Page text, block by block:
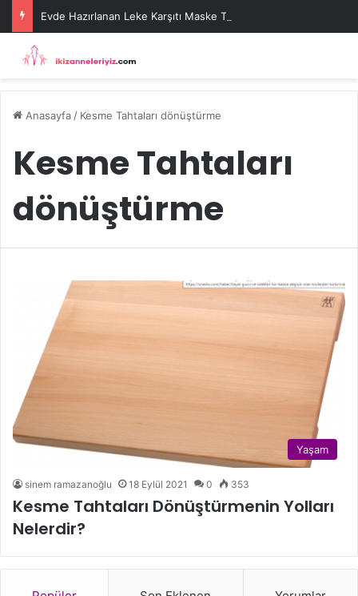
Evde Hazırlanan Leke Karşıtı Maske Tarifleri
Anasayfa / Kesme Tahtaları dönüştürme
Kesme Tahtaları
dönüştürme
Yaşam
sinem ramazanoğlu 18 Eylül 2021 0 353
Kesme Tahtaları Dönüştürmenin Yolları
Nelerdir?